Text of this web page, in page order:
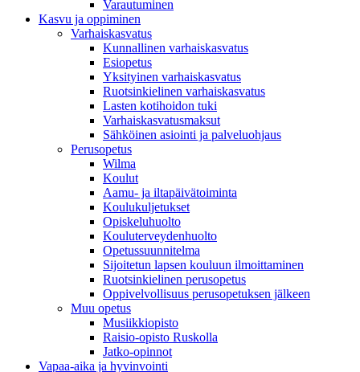
Varautuminen
Kasvu ja oppiminen
Varhaiskasvatus
Kunnallinen varhaiskasvatus
Esiopetus
Yksityinen varhaiskasvatus
Ruotsinkielinen varhaiskasvatus
Lasten kotihoidon tuki
Varhaiskasvatusmaksut
Sähköinen asiointi ja palveluohjaus
Perusopetus
Wilma
Koulut
Aamu- ja iltapäivätoiminta
Koulukuljetukset
Opiskeluhuolto
Kouluterveydenhuolto
Opetussuunnitelma
Sijoitetun lapsen kouluun ilmoittaminen
Ruotsinkielinen perusopetus
Oppivelvollisuus perusopetuksen jälkeen
Muu opetus
Musiikkiopisto
Raisio-opisto Ruskolla
Jatko-opinnot
Vapaa-aika ja hyvinvointi